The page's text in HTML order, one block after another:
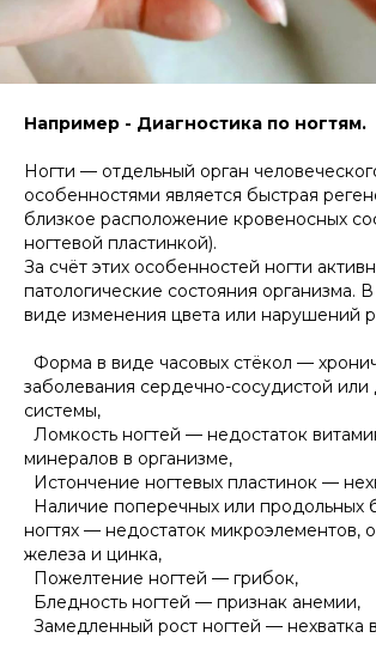
Например - Диагностика по ногтям.
Ногти — отдельный орган
особенностями является быстрая
близкое расположение кровеносных
ногтевой пластинкой).
За счёт этих особенностей ногти
патологические состояния организма.
виде изменения цвета или нарушений
Форма в виде часовых стёкол —
заболевания сердечно-сосудистой или
системы,
Ломкость ногтей — недостаток
минералов в организме,
Истончение ногтевых пластинок —
Наличие поперечных или продольных
ногтях — недостаток микроэлементов,
железа и цинка,
Пожелтение ногтей — грибок,
Бледность ногтей — признак анемии,
Замедленный рост ногтей — нехватка